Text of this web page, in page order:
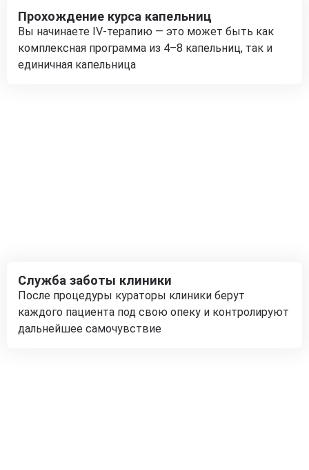
Прохождение курса капельниц
Вы начинаете IV-терапию — это может быть как
комплексная программа из 4–8 капельниц, так и
единичная капельница
Служба заботы клиники
После процедуры кураторы клиники берут
каждого пациента под свою опеку и контролируют
дальнейшее самочувствие